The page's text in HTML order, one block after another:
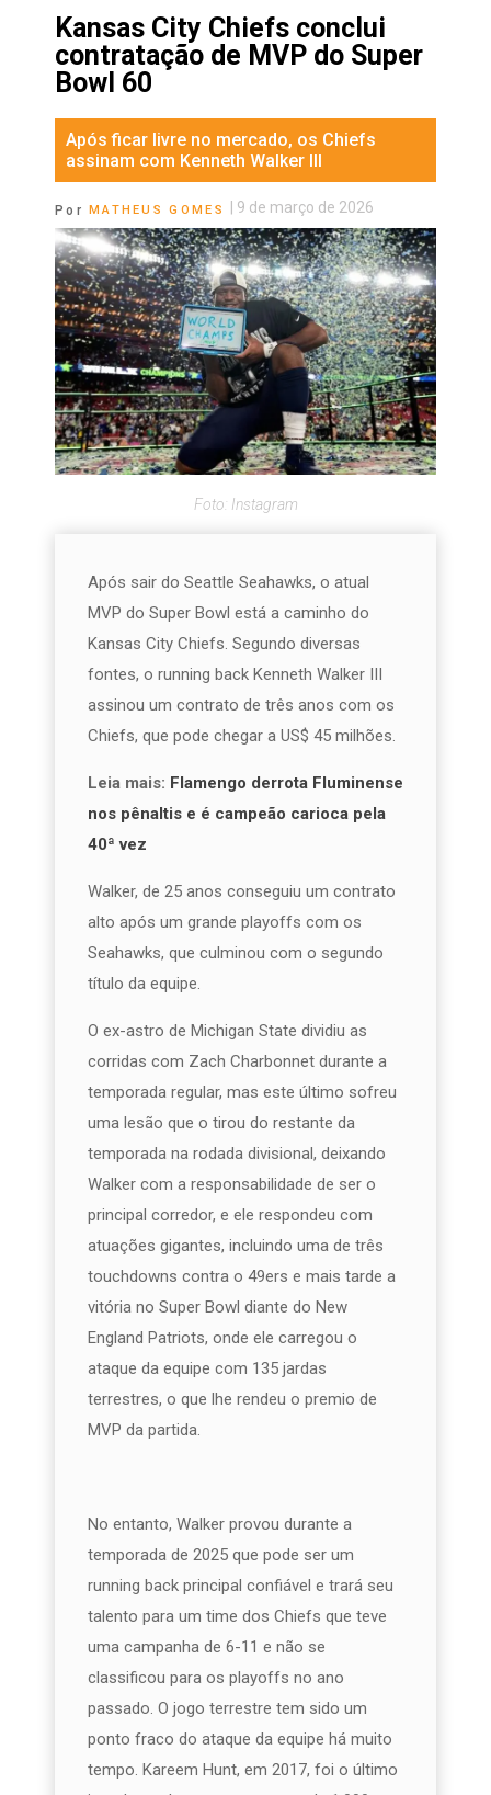
Kansas City Chiefs conclui
contratação de MVP do Super
Bowl 60
Após ficar livre no mercado, os Chiefs
assinam com Kenneth Walker III
Por MATHEUS GOMES 9 de março de 2026
Foto: Instagram
Após sair do Seattle Seahawks, o atual
MVP do Super Bowl está a caminho do
Kansas City Chiefs. Segundo diversas
fontes, o running back Kenneth Walker III
assinou um contrato de três anos com os
Chiefs, que pode chegar a US$ 45 milhões.
Leia mais: Flamengo derrota Fluminense
nos pênaltis e é campeão carioca pela
40ª vez
Walker, de 25 anos conseguiu um contrato
alto após um grande playoffs com os
Seahawks, que culminou com o segundo
título da equipe.
O ex-astro de Michigan State dividiu as
corridas com Zach Charbonnet durante a
temporada regular, mas este último sofreu
uma lesão que o tirou do restante da
temporada na rodada divisional, deixando
Walker com a responsabilidade de ser o
principal corredor, e ele respondeu com
atuações gigantes, incluindo uma de três
touchdowns contra o 49ers e mais tarde a
vitória no Super Bowl diante do New
England Patriots, onde ele carregou o
ataque da equipe com 135 jardas
terrestres, o que lhe rendeu o premio de
MVP da partida.
No entanto, Walker provou durante a
temporada de 2025 que pode ser um
running back principal confiável e trará seu
talento para um time dos Chiefs que teve
uma campanha de 6-11 e não se
classificou para os playoffs no ano
passado. O jogo terrestre tem sido um
ponto fraco do ataque da equipe há muito
tempo. Kareem Hunt, em 2017, foi o último